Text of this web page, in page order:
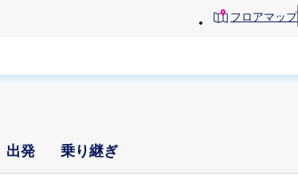
toolbarフロアマップ
出発 乗り継ぎ